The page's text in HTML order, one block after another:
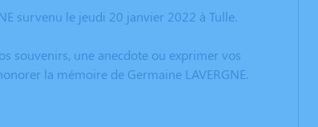
survenu le jeudi 20 janvier 2022 à Tulle.
souvenirs, une anecdote ou exprimer vos
la mémoire de Germaine LAVERGNE.